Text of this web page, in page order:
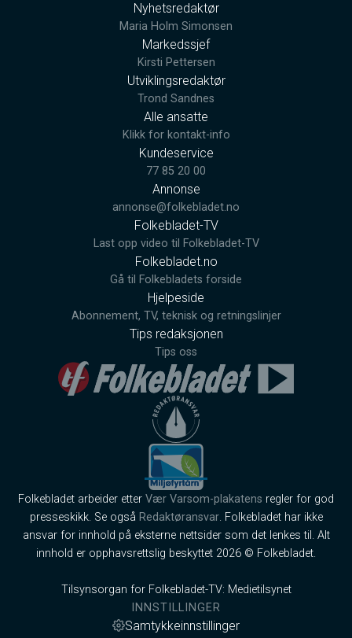
Nyhetsredaktør
Maria Holm Simonsen
Markedssjef
Kirsti Pettersen
Utviklingsredaktør
Trond Sandnes
Alle ansatte
Klikk for kontakt-info
Kundeservice
77 85 20 00
Annonse
annonse@folkebladet.no
Folkebladet-TV
Last opp video til Folkebladet-TV
Folkebladet.no
Gå til Folkebladets forside
Hjelpeside
Abonnement, TV, teknisk og retningslinjer
Tips redaksjonen
Tips oss
Folkebladet arbeider etter Vær Varsom-plakatens regler for god
presseskikk. Se også Redaktøransvar. Folkebladet har ikke
ansvar for innhold på eksterne nettsider som det lenkes til. Alt
innhold er opphavsrettslig beskyttet 2026 © Folkebladet.
Tilsynsorgan for Folkebladet-TV: Medietilsynet
INNSTILLINGER
Samtykkeinnstillinger